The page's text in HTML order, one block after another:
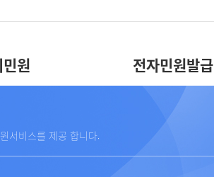
원 전자민원발급
서비스를 제공 합니다.